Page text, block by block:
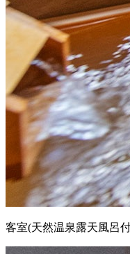
客室(天然温泉露天風呂